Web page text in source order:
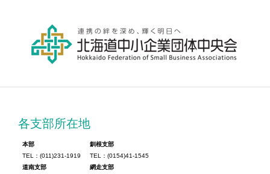
各支部所在地
本部
TEL：(011)231-1919
道南支部
釧根支部
TEL：(0154)41-1545
網走支部